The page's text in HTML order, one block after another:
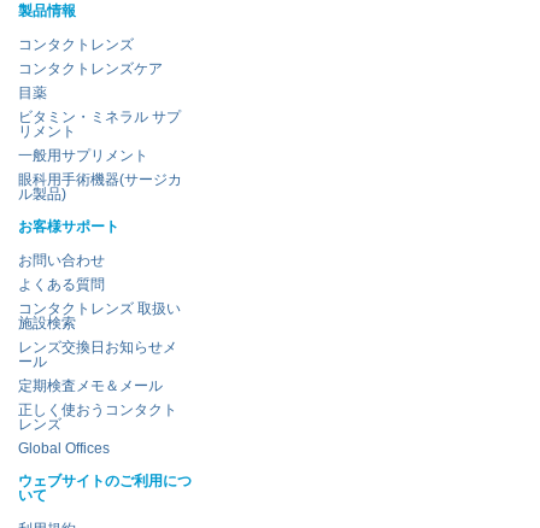
製品情報
コンタクトレンズ
コンタクトレンズケア
目薬
ビタミン・ミネラル サプ
リメント
一般用サプリメント
眼科用手術機器(サージカ
ル製品)
お客様サポート
お問い合わせ
よくある質問
コンタクトレンズ 取扱い
施設検索
レンズ交換日お知らせメ
ール
定期検査メモ＆メール
正しく使おうコンタクト
レンズ
Global Offices
ウェブサイトのご利用につ
いて